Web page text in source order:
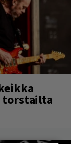
torstailta